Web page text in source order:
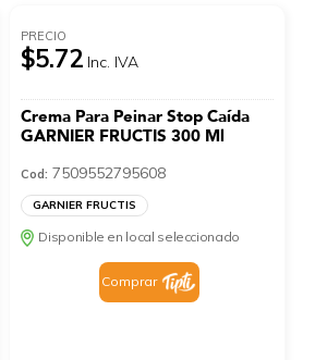
PRECIO
$5.72 Inc. IVA
Crema Para Peinar Stop Caída
GARNIER FRUCTIS 300 Ml
Cod: 7509552795608
GARNIER FRUCTIS
Disponible en local seleccionado
Comprar